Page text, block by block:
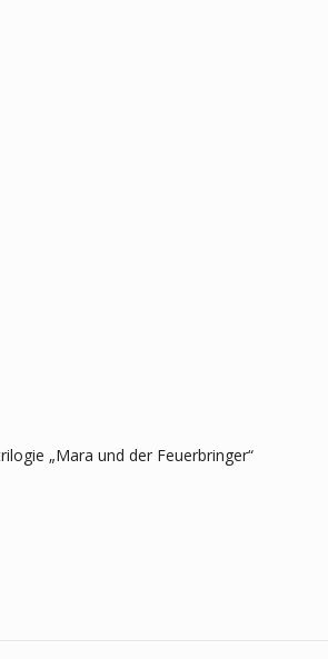
„Mara und der Feuerbringer“